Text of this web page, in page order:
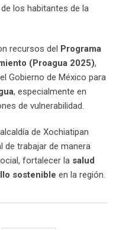
los habitantes de la
recursos del Programa
(Proagua 2025),
Gobierno de México para
, especialmente en
de vulnerabilidad.
de Xochiatipan
trabajar de manera
fortalecer la salud
sostenible en la región.